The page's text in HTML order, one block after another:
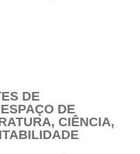
DE
DE
CIÊNCIA,